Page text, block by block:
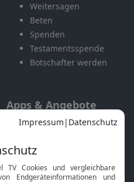
Weitersagen
Beten
Spenden
Testamentsspende
Botschafter werden
Apps & Angebote
Mobile App
Smart TV